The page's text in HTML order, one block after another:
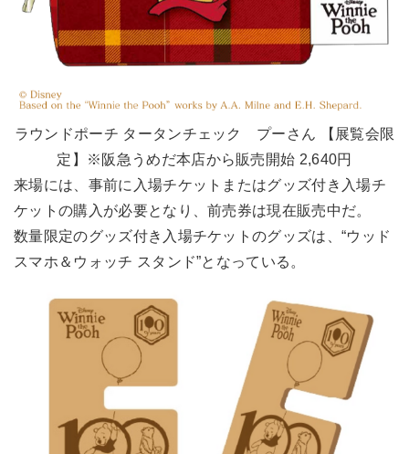
ラウンドポーチ タータンチェック プーさん 【展覧会限
定】※阪急うめだ本店から販売開始 2,640円
来場には、事前に入場チケットまたはグッズ付き入場チ
ケットの購入が必要となり、前売券は現在販売中だ。
数量限定のグッズ付き入場チケットのグッズは、“ウッド
スマホ＆ウォッチ スタンド”となっている。